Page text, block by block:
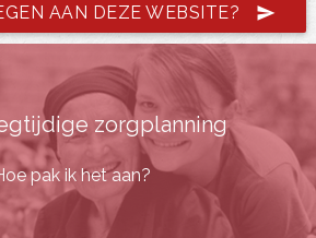
AAN DEZE WEBSITE? send
zorgplanning
pak ik het aan?